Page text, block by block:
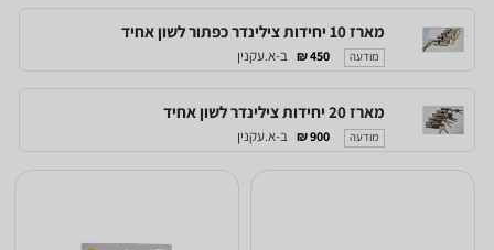
מארז 10 יחידות צילינדר כפתור לשון אחיד
מודעה 450 ₪ ב-א.עקנין
מארז 20 יחידות צילינדר לשון אחיד
מודעה 900 ₪ ב-א.עקנין